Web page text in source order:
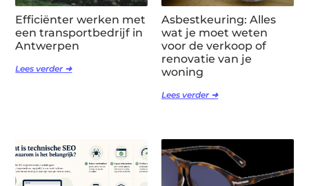
Efficiënter werken met
een transportbedrijf in
Antwerpen
Lees verder ➜
Asbestkeuring: Alles
wat je moet weten
voor de verkoop of
renovatie van je
woning
Lees verder ➜